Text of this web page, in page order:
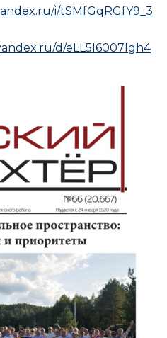
i/tSMfGqRGfY9_3
d/eLL5I6007lgh4